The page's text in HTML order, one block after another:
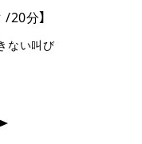
分】
ない叫び